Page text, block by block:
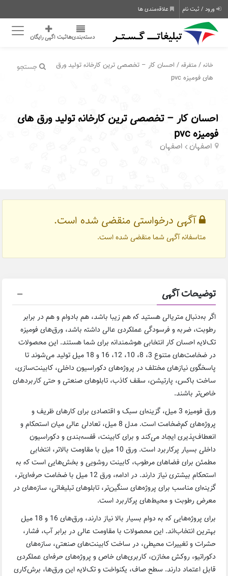
ورود / ثبت نام علاقه‌مندی ها
دسته‌بندی‌هاثبت اگهی رایگان
جستجو خانه /متفرقه / احسان کار – تخصصی ترین کارخانه تولید ورق
های فومیزه pvc
احسان کار – تخصصی ترین کارخانه تولید ورق های
فومیزه pvc
اصفهان اصفهان
آگهی درخواستی منقضی شده است.
متاسفانه آگهی شما منقضی شده است.
توضیحات آگهی
اگر به‌دنبال متریالی هستید که هم زیبا باشد، هم بادوام و هم در برابر
رطوبت، ضربه و فرسودگی عملکردی عالی داشته باشد، ورق‌های فومیزه
تک‌لایه احسان کار انتخابی هوشمندانه برای شما هستند. این محصولات
در ضخامت‌های متنوع 3، 8، 10، 12، 16 و 18 میل تولید می‌شوند تا
پاسخگوی نیازهای مختلف در پروژه‌های دکوراسیون داخلی، کابینت‌سازی،
ساخت باکس، پارتیشن، سقف کاذب، تابلوهای صنعتی و حتی کاربردهای
خاص‌تر باشند.
ورق فومیزه 3 میل، گزینه‌ای سبک و اقتصادی برای کارهای ظریف و
پروژه‌های کم‌ضخامت است. مدل 8 میل، تعادلی عالی میان استحکام و
انعطاف‌پذیری ایجاد می‌کند و برای کابینت، قفسه‌بندی و دکوراسیون
داخلی بسیار پرکاربرد است. ورق 10 میل با مقاومت بالاتر، انتخابی
مطمئن برای فضاهای مرطوب، کابینت روشویی و بخش‌هایی است که به
استحکام بیشتری نیاز دارند. در ادامه، ورق 12 میل با ضخامت حرفه‌ای‌تر،
گزینه‌ای مناسب برای پروژه‌های سنگین‌تر، تابلوهای تبلیغاتی، سازه‌های در
معرض رطوبت و محیط‌های پرکاربرد است.
برای پروژه‌هایی که به دوام بسیار بالا نیاز دارند، ورق‌های 16 و 18 میل
بهترین انتخاب‌اند. این محصولات با مقاومت عالی در برابر آب، فشار،
حشرات و تغییرات محیطی، در ساخت کابینت‌های صنعتی، سازه‌های
دکوراتیو، روکش مخازن، کاربری‌های خاص و پروژه‌های حرفه‌ای عملکردی
قابل اعتماد دارند. سطح صاف، یکنواخت و تک‌لایه این ورق‌ها، برش‌کاری